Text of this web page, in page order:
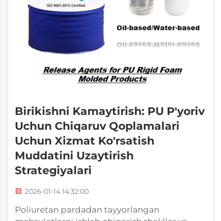
Birikishni Kamaytirish: PU P'yoriv
Uchun Chiqaruv Qoplamalari
Uchun Xizmat Ko'rsatish
Muddatini Uzaytirish
Strategiyalari
2026-01-14 14:32:00
Poliuretan pardadan tayyorlangan